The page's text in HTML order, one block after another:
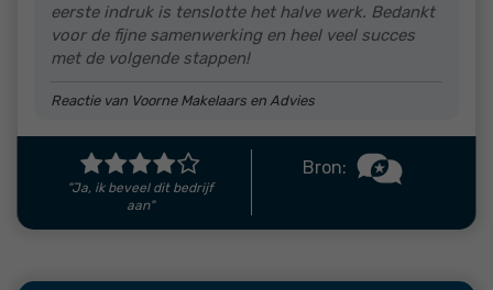
eerste indruk is tenslotte het halve werk. Bedankt
voor de fijne samenwerking en heel veel succes
met de volgende stappen!
Reactie van Voorne Makelaars en Advies
"Ja, ik beveel dit bedrijf
aan"
Bron: